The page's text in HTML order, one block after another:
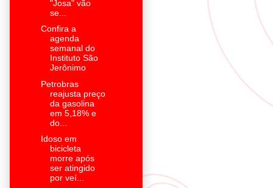
"Josa" vão
se...
Confira a
agenda
semanal do
Instituto São
Jerônimo
Petrobras
reajusta preço
da gasolina
em 5,18% e
do...
Idoso em
bicicleta
morre após
ser atingido
por veí...